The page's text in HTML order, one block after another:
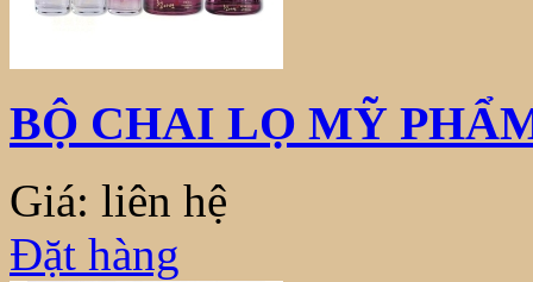
BỘ CHAI LỌ MỸ
Giá: liên hệ
Đặt hàng